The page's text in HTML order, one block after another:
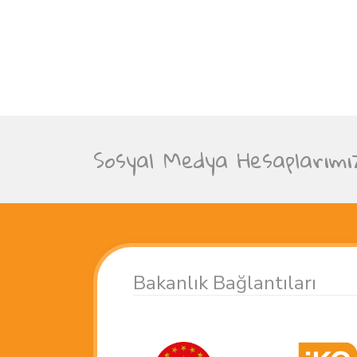
Sosyal Medya
Bakanlık Bağlantıları